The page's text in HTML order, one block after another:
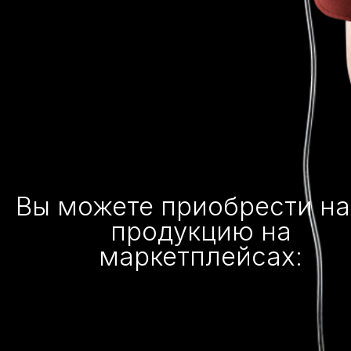
Вы можете приобрести
продукцию на
маркетплейсах: